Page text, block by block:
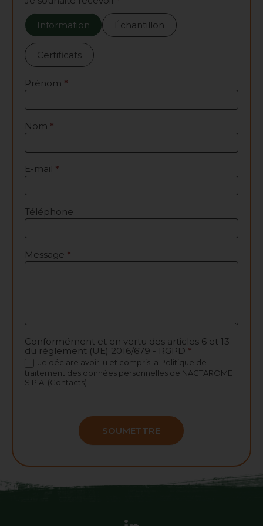
Information Échantillon
Certificats
Prénom *
Nom *
E-mail *
Téléphone
Message *
Conformément et en vertu des articles 6 et 13
du règlement (UE) 2016/679 - RGPD *
Je déclare avoir lu et compris la Politique de
traitement des données personnelles de NACTAROME
S.P.A. (Contacts)
SOUMETTRE